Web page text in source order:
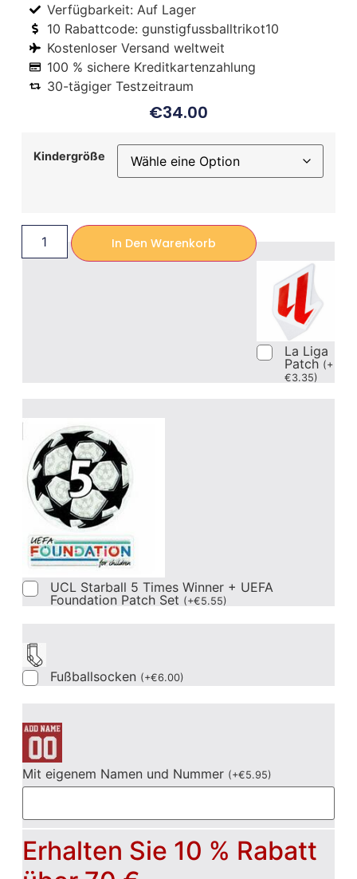
Verfügbarkeit: Auf Lager
10 Rabattcode: gunstigfussballtrikot10
Kostenloser Versand weltweit
100 % sichere Kreditkartenzahlung
30-tägiger Testzeitraum
€34.00
Kindergröße
In Den Warenkorb
La Liga
Patch (+
€3.35)
UCL Starball 5 Times Winner + UEFA
Foundation Patch Set (+€5.55)
Fußballsocken (+€6.00)
Mit eigenem Namen und Nummer (+€5.95)
Erhalten Sie 10 % Rabatt